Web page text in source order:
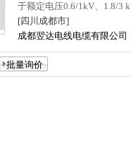
于额定电压0.6/1kV、1.8/3
[四川成都市]
成都翌达电线电缆有限公司